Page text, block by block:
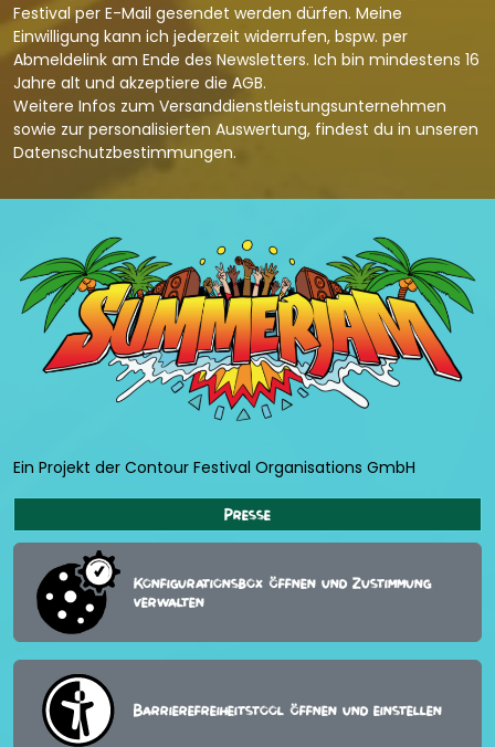
Festival per E-Mail gesendet werden dürfen. Meine
Einwilligung kann ich jederzeit widerrufen, bspw. per
Abmeldelink am Ende des Newsletters. Ich bin mindestens 16
Jahre alt und akzeptiere die AGB.
Weitere Infos zum Versanddienstleistungsunternehmen
sowie zur personalisierten Auswertung, findest du in unseren
Datenschutzbestimmungen.
Ein Projekt der Contour Festival Organisations GmbH
Presse
Konfigurationsbox öffnen und Zustimmung
verwalten
Barrierefreiheitstool öffnen und einstellen